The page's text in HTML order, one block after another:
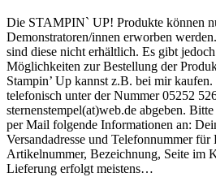
Die STAMPIN` UP! Produkte können
Demonstratoren/innen erworben
sind diese nicht erhältlich. Es gibt
Möglichkeiten zur Bestellung der
Stampin’ Up kannst z.B. bei mir
telefonisch unter der Nummer 05252
sternenstempel(at)web.de abgeben.
per Mail folgende Informationen an:
Versandadresse und Telefonnummer für
Artikelnummer, Bezeichnung, Seite im
Lieferung erfolgt meistens…